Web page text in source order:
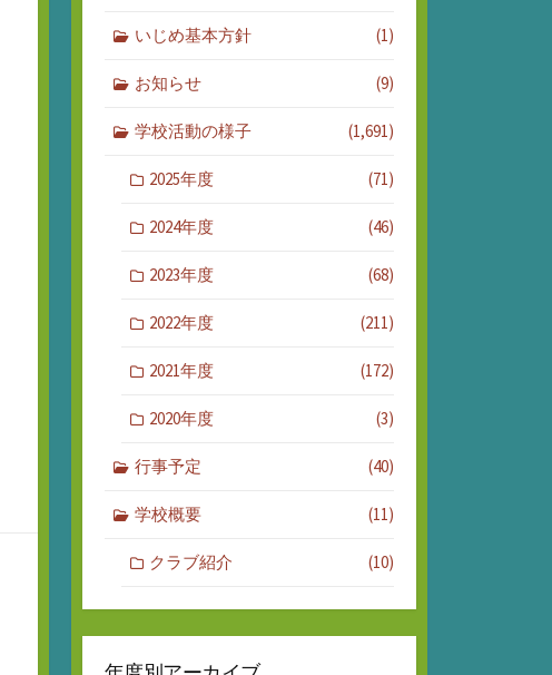
いじめ基本方針 (1)
お知らせ (9)
学校活動の様子 (1,691)
2025年度 (71)
2024年度 (46)
2023年度 (68)
2022年度 (211)
2021年度 (172)
2020年度 (3)
行事予定 (40)
学校概要 (11)
クラブ紹介 (10)